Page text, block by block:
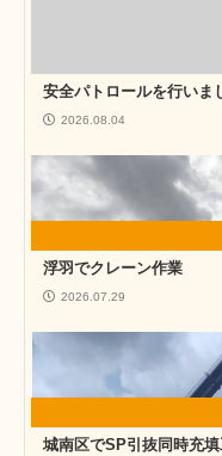
安全パトロールを行いま
2026.08.04
浮羽でクレーン作業
2026.07.29
城南区でSP引抜同時充